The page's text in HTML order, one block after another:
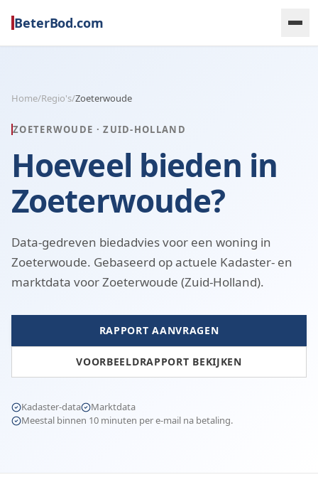
BeterBod.com
Home/Regio's/Zoeterwoude
ZOETERWOUDE ·ZUID-HOLLAND
Hoeveel bieden in
Zoeterwoude?
Data-gedreven biedadvies voor een woning in
Zoeterwoude. Gebaseerd op actuele Kadaster- en
marktdata voor Zoeterwoude (Zuid-Holland).
RAPPORT AANVRAGEN
VOORBEELDRAPPORT BEKIJKEN
Kadaster-data
Marktdata
Meestal binnen 10 minuten per e-mail na betaling.